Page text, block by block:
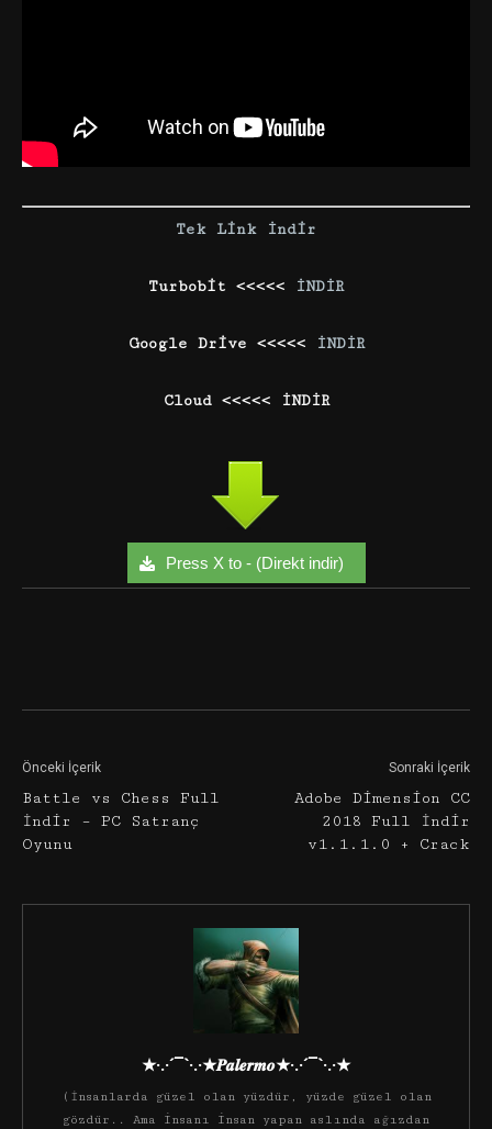
Tek Link İndir
Turbobit <<<<< İNDİR
Google Drive <<<<< İNDİR
Cloud <<<<< İNDİR
Press X to - (Direkt indir)
Önceki İçerik
Battle vs Chess Full
İndir – PC Satranç
Oyunu
Sonraki İçerik
Adobe Dimension CC
2018 Full İndir
v1.1.1.0 + Crack
★·.·´¯`·.·★𝑷𝒂𝒍𝒆𝒓𝒎𝒐★·.·´¯`·.·★
(İnsanlarda güzel olan yüzdür, yüzde güzel olan
gözdür.. Ama insanı insan yapan aslında ağızdan